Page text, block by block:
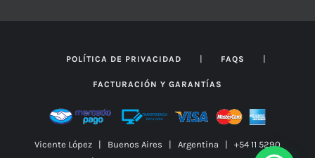
POLÍTICA DE PRIVACIDAD | FAQS |
FACTURACIÓN Y GARANTÍAS
Vicente López | Buenos Aires | Argentina | +54 11 5290